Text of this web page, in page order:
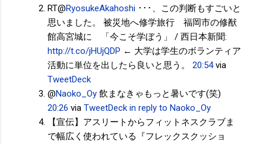
RT@RyosukeAkahoshi ･･･、この判断もすごいと
思いました。 被災地へ修学旅行 福岡市の修猷
館高宮城に 「今こそ学ぼう」 / 西日本新聞:
http://t.co/jHUjQDP ← 大学は学生のボランティア
活動に単位を出したら良いと思う。
20:54 via
TweetDeck
@Naoko_Oy 飲まなきゃもっと暑いです(笑)
20:26 via TweetDeck in reply to Naoko_Oy
【宣伝】アスリートからフィットネスクラブま
で幅広く使われている『フレックスクッショ